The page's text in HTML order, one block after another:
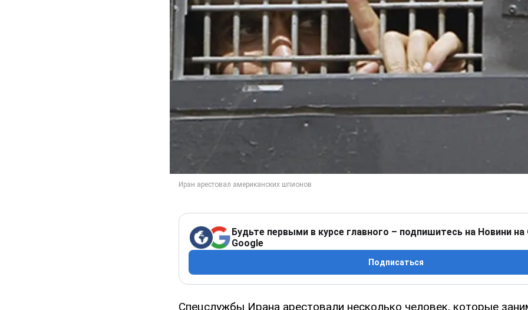
Будьте первыми в курсе главного – подпишитесь на Новини на
Google
Подписаться
Спецслужбы Ирана арестовали несколько человек, которые